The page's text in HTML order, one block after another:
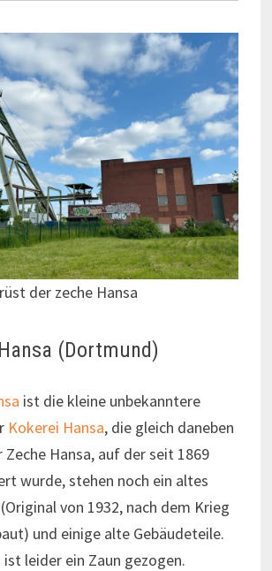
der zeche Hansa
(Dortmund)
ist die kleine unbekanntere
Kokerei Hansa, die gleich daneben
Hansa, auf der seit 1869
wurde, stehen noch ein altes
von 1932, nach dem Krieg
und einige alte Gebäudeteile.
leider ein Zaun gezogen.